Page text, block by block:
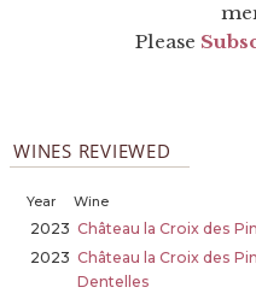
Please
WINES REVIEWED
Year Wine
2023 Château la Croix des
2023 Château la Croix des
Dentelles